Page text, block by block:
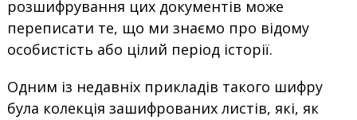
розшифрування цих документів може
переписати те, що ми знаємо про відому
особистість або цілий період історії.
Одним із недавніх прикладів такого шифру
була колекція зашифрованих листів, які, як